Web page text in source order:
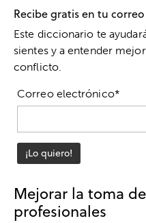
Recibe gratis en tu
Este diccionario te
sientes y a entender
conflicto.
Correo electrónico*
Mejorar la toma
profesionales